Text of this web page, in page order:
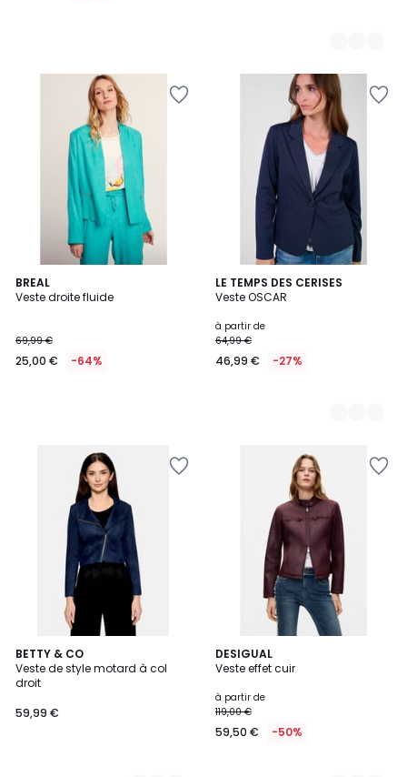
BREAL
Veste droite fluide
69,99 €
25,00 € -64%
LE TEMPS DES CERISES
Veste OSCAR
à partir de
64,99 €
46,99 € -27%
5
Couleurs
BETTY & CO
Veste de style motard à col
droit
59,99 €
3
Couleurs
DESIGUAL
Veste effet cuir
à partir de
119,00 €
59,50 € -50%
2
Couleurs